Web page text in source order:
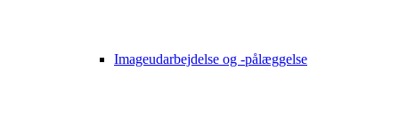
Imageudarbejdelse og -pålæggelse